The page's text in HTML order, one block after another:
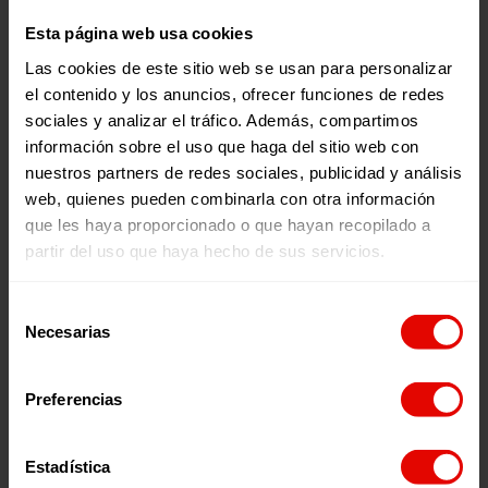
Esta página web usa cookies
Las cookies de este sitio web se usan para personalizar
el contenido y los anuncios, ofrecer funciones de redes
sociales y analizar el tráfico. Además, compartimos
información sobre el uso que haga del sitio web con
nuestros partners de redes sociales, publicidad y análisis
web, quienes pueden combinarla con otra información
que les haya proporcionado o que hayan recopilado a
partir del uso que haya hecho de sus servicios.
Necesarias
Preferencias
Estadística
Memorias
INFORME ANUAL
ENTRECULTURAS 2025
Revista trimestral
REVISTA TRIMESTRAL
101